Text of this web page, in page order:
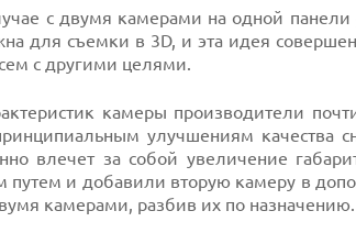
с двумя камерами на одной панели
для съемки в 3D, и эта идея
с другими целями.
камеры производители
улучшениям качества
влечет за собой увеличение
и добавили вторую камеру в
камерами, разбив их по назначению.